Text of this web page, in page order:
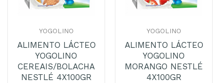
YOGOLINO
ALIMENTO LÁCTEO
YOGOLINO
CEREAIS/BOLACHA
NESTLÉ 4X100GR
YOGOLINO
ALIMENTO LÁCTEO
YOGOLINO
MORANGO NESTLÉ
4X100GR